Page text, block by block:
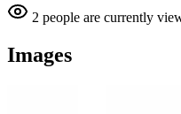
2 people are currently
Images